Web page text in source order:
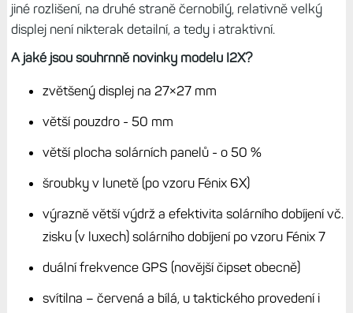
jiné rozlišení, na druhé straně černobílý, relativně velký
displej není nikterak detailní, a tedy i atraktivní.
A jaké jsou souhrnně novinky modelu I2X?
zvětšený displej na 27×27 mm
větší pouzdro - 50 mm
větší plocha solárních panelů - o 50 %
šroubky v lunetě (po vzoru Fénix 6X)
výrazně větší výdrž a efektivita solárního dobíjení vč.
zisku (v luxech) solárního dobíjení po vzoru Fénix 7
duální frekvence GPS (novější čipset obecně)
svítilna – červená a bílá, u taktického provedení i